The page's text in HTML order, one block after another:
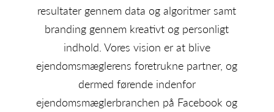
resultater gennem data og algoritmer samt
branding gennem kreativt og personligt
indhold. Vores vision er at blive
ejendomsmæglerens foretrukne partner, og
dermed førende indenfor
ejendomsmæglerbranchen på Facebook og